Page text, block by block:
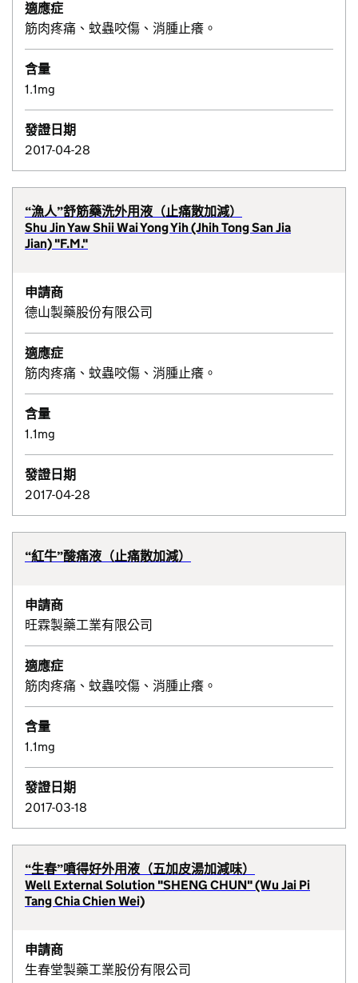
適應症
筋肉疼痛、蚊蟲咬傷、消腫止癢。
含量
1.1mg
發證日期
2017-04-28
“漁人”舒筋藥洗外用液（止痛散加減）
Shu Jin Yaw Shii Wai Yong Yih (Jhih Tong San Jia
Jian) "F.M."
申請商
德山製藥股份有限公司
適應症
筋肉疼痛、蚊蟲咬傷、消腫止癢。
含量
1.1mg
發證日期
2017-04-28
“紅牛”酸痛液（止痛散加減）
申請商
旺霖製藥工業有限公司
適應症
筋肉疼痛、蚊蟲咬傷、消腫止癢。
含量
1.1mg
發證日期
2017-03-18
“生春”噴得好外用液（五加皮湯加減味）
Well External Solution "SHENG CHUN" (Wu Jai Pi
Tang Chia Chien Wei)
申請商
生春堂製藥工業股份有限公司